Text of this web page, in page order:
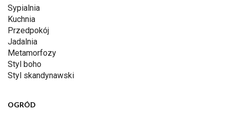
Sypialnia
Kuchnia
Przedpokój
Jadalnia
Metamorfozy
Styl boho
Styl skandynawski
OGRÓD